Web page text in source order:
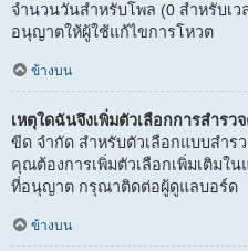
จำนวนวันสำหรับโพล (0 สำหรับเ
อนุญาตให้ผู้ใช้แก้ไขการโหวต
ข้างบน
เหตุใดฉันจึงเพิ่มตัวเลือกการสำรว
ขีด จำกัด สำหรับตัวเลือกแบบสำ
คุณต้องการเพิ่มตัวเลือกเพิ่มเติมใ
ที่อนุญาต กรุณาติดต่อผู้ดูแลบอร์ด
ข้างบน